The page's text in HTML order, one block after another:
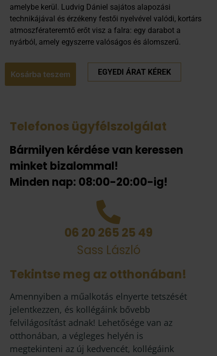
amelybe kerül. Ludvig Dániel sajátos alapozási
technikájával és érzékeny festői nyelvével valódi, kortárs
atmoszférateremtő erőt visz a falra: egy darabot a
nyárból, amely egyszerre valóságos és álomszerű.
Kosárba teszem EGYEDI ÁRAT KÉREK
Telefonos ügyfélszolgálat
Bármilyen kérdése van keressen
minket bizalommal!
Minden nap: 08:00-20:00-ig!
06 20 265 25 49
Sass László
Tekintse meg az otthonában!
Amennyiben a műalkotás elnyerte tetszését
jelentkezzen, és kollégáink bővebb
felvilágosítást adnak! Lehetősége van az
otthonában, a végleges helyén is
megtekinteni az új kedvencét, kollégáink